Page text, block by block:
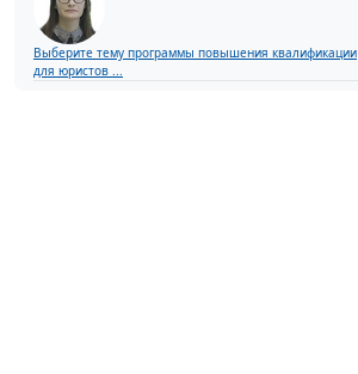
Выберите тему программы повышения квалификации
для юристов ...